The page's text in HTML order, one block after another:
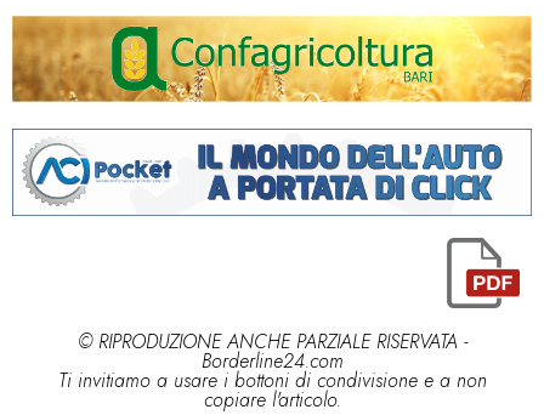
© RIPRODUZIONE ANCHE PARZIALE RISERVATA -
Borderline24.com
Ti invitiamo a usare i bottoni di condivisione e a non
copiare l'articolo.